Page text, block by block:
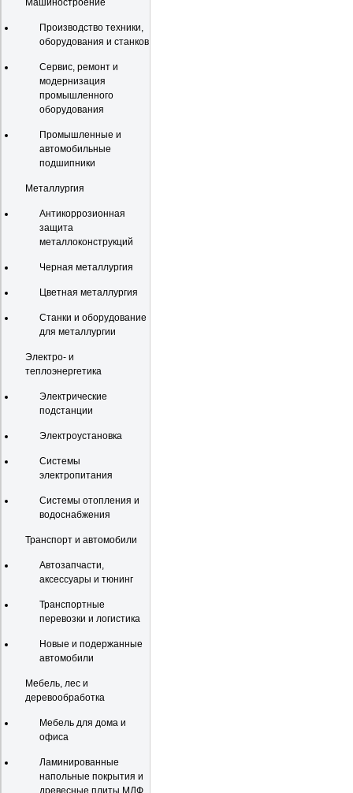
Машиностроение
Производство техники,
оборудования и станков
Сервис, ремонт и
модернизация
промышленного
оборудования
Промышленные и
автомобильные
подшипники
Металлургия
Антикоррозионная
защита
металлоконструкций
Черная металлургия
Цветная металлургия
Станки и оборудование
для металлургии
Электро- и
теплоэнергетика
Электрические
подстанции
Электроустановка
Системы
электропитания
Системы отопления и
водоснабжения
Транспорт и автомобили
Автозапчасти,
аксессуары и тюнинг
Транспортные
перевозки и логистика
Новые и подержанные
автомобили
Мебель, лес и
деревообработка
Мебель для дома и
офиса
Ламинированные
напольные покрытия и
древесные плиты МДФ,